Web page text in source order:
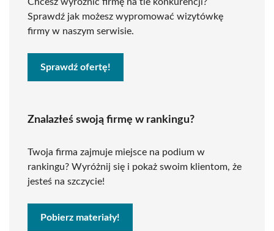
Sprawdź jak możesz wypromować wizytówkę
firmy w naszym serwisie.
Sprawdź ofertę!
Znalazłeś swoją firmę w rankingu?
Twoja firma zajmuje miejsce na podium w
rankingu? Wyróżnij się i pokaż swoim klientom, że
jesteś na szczycie!
Pobierz materiały!